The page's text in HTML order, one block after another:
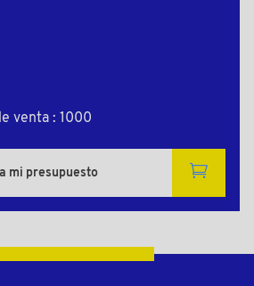
venta : 1000
mi presupuesto